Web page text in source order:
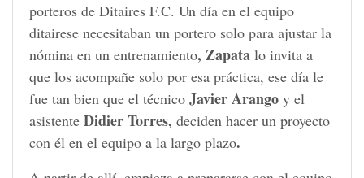
porteros de Ditaires F.C. Un día en el equipo
ditairese necesitaban un portero solo para ajustar la
nómina en un entrenamiento, Zapata lo invita a
que los acompañe solo por esa práctica, ese día le
fue tan bien que el técnico Javier Arango y el
asistente Didier Torres, deciden hacer un proyecto
con él en el equipo a la largo plazo.